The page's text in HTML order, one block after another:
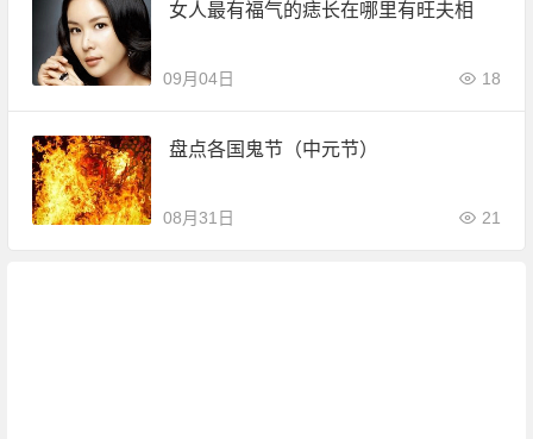
女人最有福气的痣长在哪里有旺夫相
09月04日 18
盘点各国鬼节（中元节）
08月31日 21